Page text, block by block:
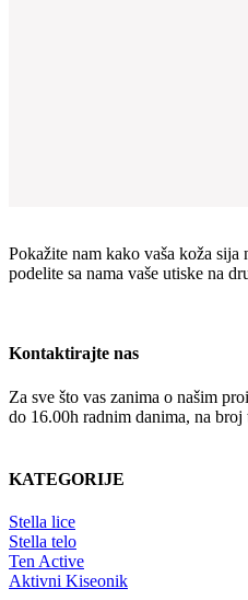
Pokažite nam kako vaša koža
podelite sa nama vaše utiske na
Kontaktirajte nas
Za sve što vas zanima o našim
do 16.00h radnim danima, na broj
KATEGORIJE
Stella lice
Stella telo
Ten Active
Aktivni Kiseonik